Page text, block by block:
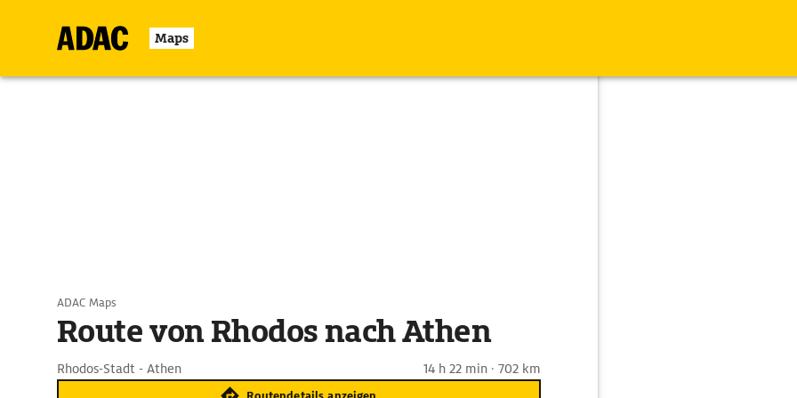
Maps
ADAC Maps
Route von Rhodos nach Athen
Rhodos-Stadt - Athen 14 h 22 min · 702 km